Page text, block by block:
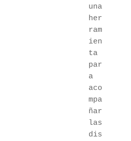
una
her
ram
ien
ta
par
a
aco
mpa
ñar
las
dis